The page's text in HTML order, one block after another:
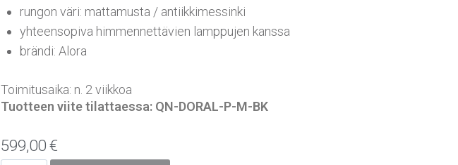
rungon väri: mattamusta / antiikkimessinki
yhteensopiva himmennettävien lamppujen kanssa
brändi: Alora
Toimitusaika: n. 2 viikkoa
Tuotteen viite tilattaessa: QN-DORAL-P-M-BK
599,00€